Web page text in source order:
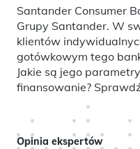
Opinia ekspertów
Santander Consumer
Grupy Santander. W
klientów
gotówkowym tego
Jakie są jego
finansowanie?